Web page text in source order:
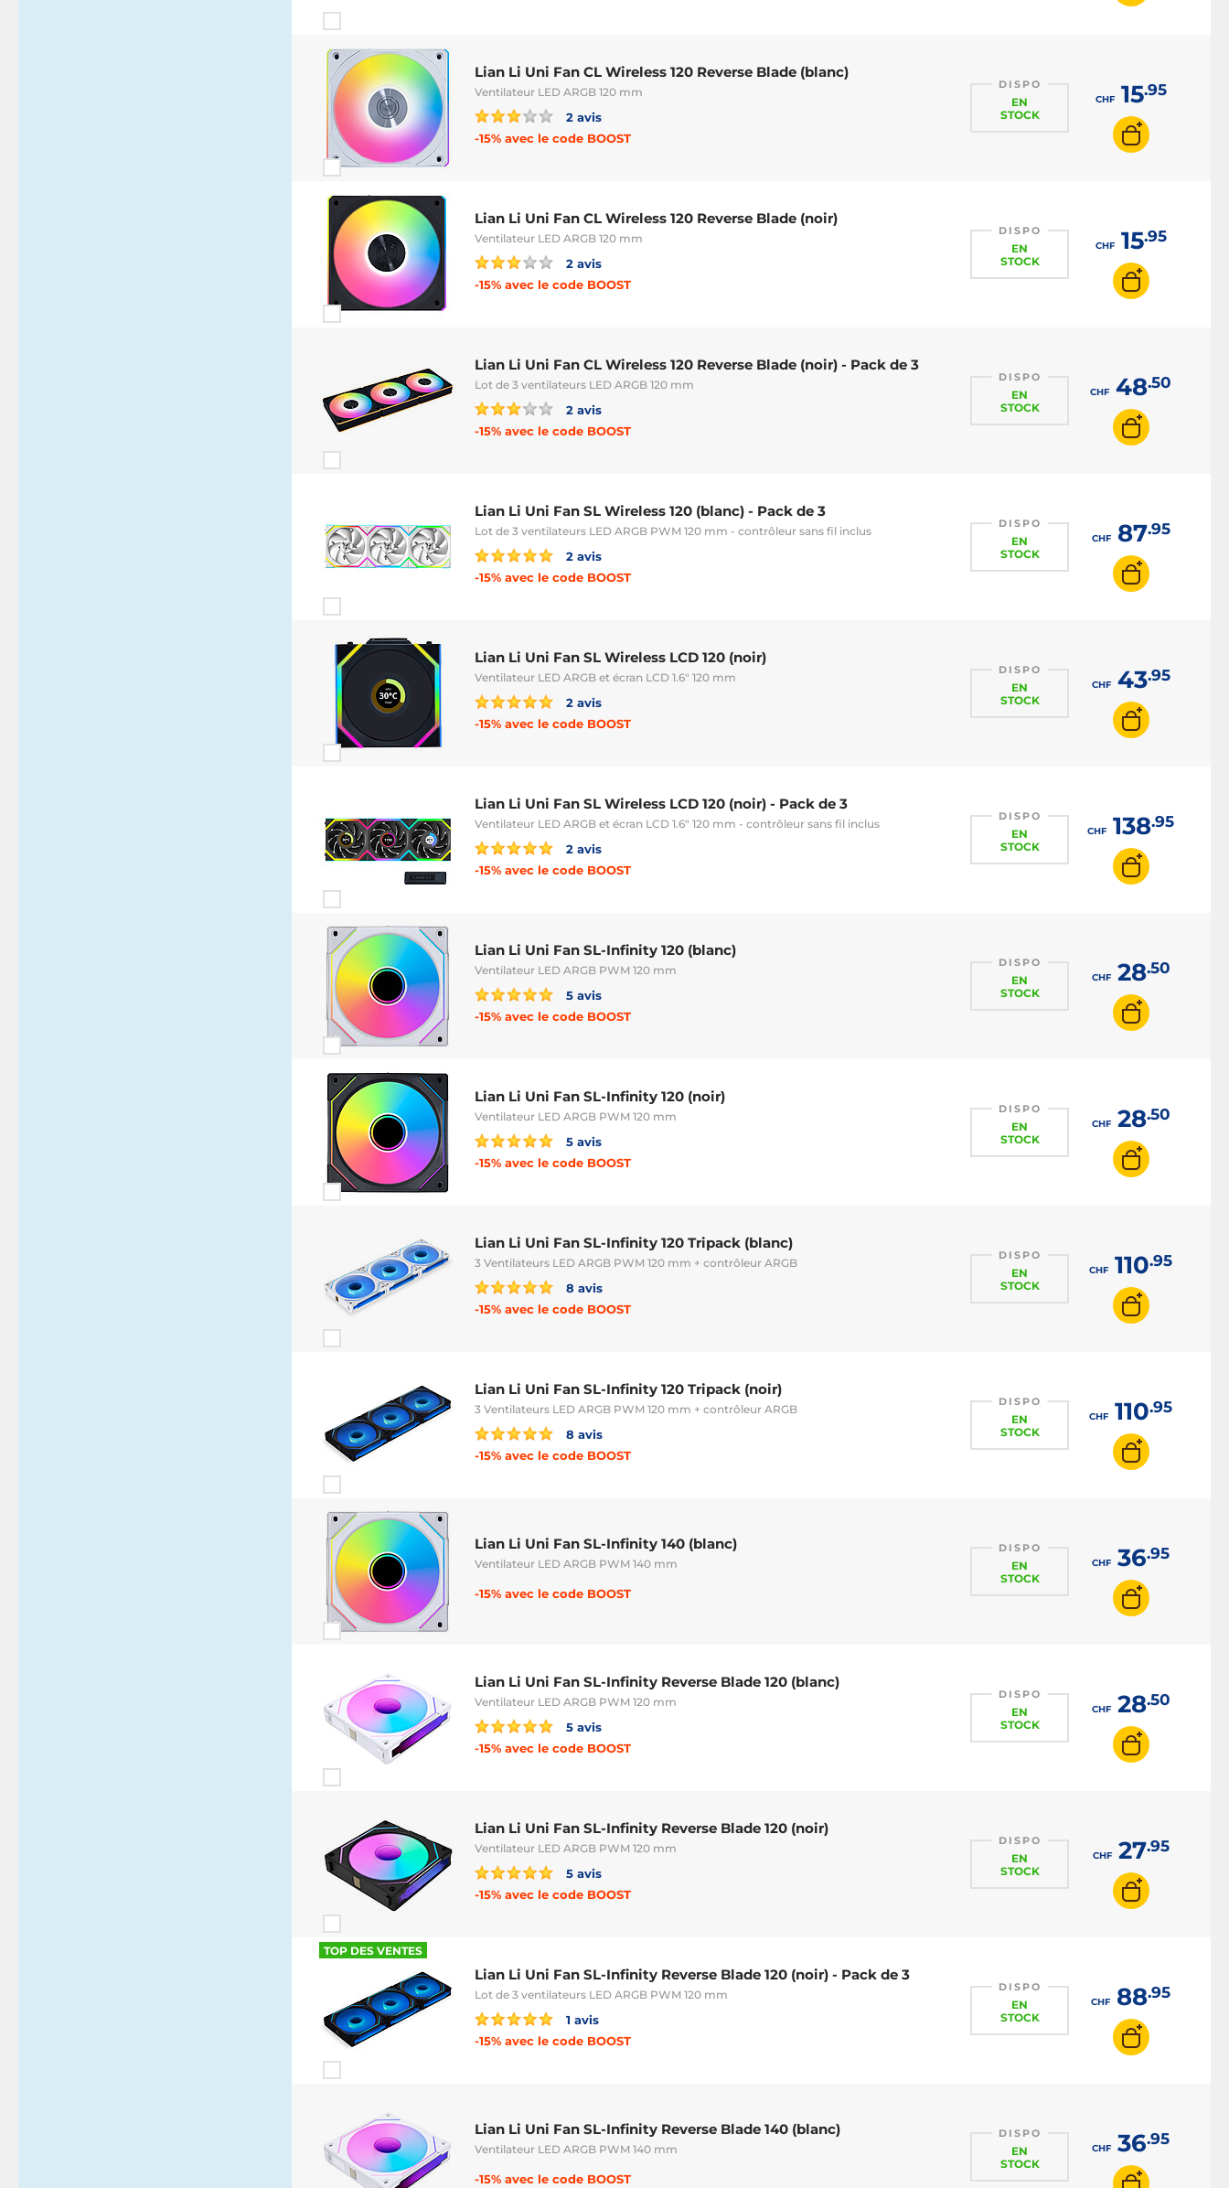
Lian Li Uni Fan CL Wireless 120 Reverse Blade (blanc)
Ventilateur LED ARGB 120 mm
2 avis
-15% avec le code BOOST
DISPO
EN
STOCK
CHF15.95
Lian Li Uni Fan CL Wireless 120 Reverse Blade (noir)
Ventilateur LED ARGB 120 mm
2 avis
-15% avec le code BOOST
DISPO
EN
STOCK
CHF15.95
Lian Li Uni Fan CL Wireless 120 Reverse Blade (noir) - Pack de 3
Lot de 3 ventilateurs LED ARGB 120 mm
2 avis
-15% avec le code BOOST
DISPO
EN
STOCK
CHF48.50
Lian Li Uni Fan SL Wireless 120 (blanc) - Pack de 3
Lot de 3 ventilateurs LED ARGB PWM 120 mm - contrôleur sans fil inclus
2 avis
-15% avec le code BOOST
DISPO
EN
STOCK
CHF87.95
Lian Li Uni Fan SL Wireless LCD 120 (noir)
Ventilateur LED ARGB et écran LCD 1.6" 120 mm
2 avis
-15% avec le code BOOST
DISPO
EN
STOCK
CHF43.95
Lian Li Uni Fan SL Wireless LCD 120 (noir) - Pack de 3
Ventilateur LED ARGB et écran LCD 1.6" 120 mm - contrôleur sans fil inclus
2 avis
-15% avec le code BOOST
DISPO
EN
STOCK
CHF138.95
Lian Li Uni Fan SL-Infinity 120 (blanc)
Ventilateur LED ARGB PWM 120 mm
5 avis
-15% avec le code BOOST
DISPO
EN
STOCK
CHF28.50
Lian Li Uni Fan SL-Infinity 120 (noir)
Ventilateur LED ARGB PWM 120 mm
5 avis
-15% avec le code BOOST
DISPO
EN
STOCK
CHF28.50
Lian Li Uni Fan SL-Infinity 120 Tripack (blanc)
3 Ventilateurs LED ARGB PWM 120 mm + contrôleur ARGB
8 avis
-15% avec le code BOOST
DISPO
EN
STOCK
CHF110.95
Lian Li Uni Fan SL-Infinity 120 Tripack (noir)
3 Ventilateurs LED ARGB PWM 120 mm + contrôleur ARGB
8 avis
-15% avec le code BOOST
DISPO
EN
STOCK
CHF110.95
Lian Li Uni Fan SL-Infinity 140 (blanc)
Ventilateur LED ARGB PWM 140 mm
-15% avec le code BOOST
DISPO
EN
STOCK
CHF36.95
Lian Li Uni Fan SL-Infinity Reverse Blade 120 (blanc)
Ventilateur LED ARGB PWM 120 mm
5 avis
-15% avec le code BOOST
DISPO
EN
STOCK
CHF28.50
Lian Li Uni Fan SL-Infinity Reverse Blade 120 (noir)
Ventilateur LED ARGB PWM 120 mm
5 avis
-15% avec le code BOOST
DISPO
EN
STOCK
CHF27.95
TOP DES VENTES
Lian Li Uni Fan SL-Infinity Reverse Blade 120 (noir) - Pack de 3
Lot de 3 ventilateurs LED ARGB PWM 120 mm
1 avis
-15% avec le code BOOST
DISPO
EN
STOCK
CHF88.95
Lian Li Uni Fan SL-Infinity Reverse Blade 140 (blanc)
Ventilateur LED ARGB PWM 140 mm
-15% avec le code BOOST
DISPO
EN
STOCK
CHF36.95